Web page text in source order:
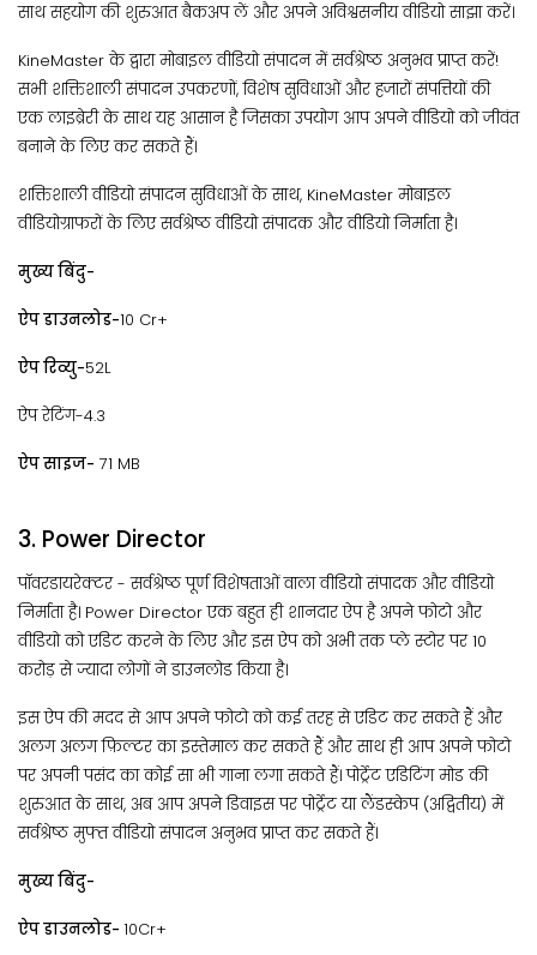
साथ सहयोग की शुरुआत बैकअप लें और अपने अविश्वसनीय वीडियो साझा करें।
KineMaster के द्वारा मोबाइल वीडियो संपादन में सर्वश्रेष्ठ अनुभव प्राप्त करें!
सभी शक्तिशाली संपादन उपकरणों, विशेष सुविधाओं और हजारों संपत्तियों की
एक लाइब्रेरी के साथ यह आसान है जिसका उपयोग आप अपने वीडियो को जीवंत
बनाने के लिए कर सकते हैं।
शक्तिशाली वीडियो संपादन सुविधाओं के साथ, KineMaster मोबाइल
वीडियोग्राफरों के लिए सर्वश्रेष्ठ वीडियो संपादक और वीडियो निर्माता है।
मुख्य बिंदु-
ऐप डाउनलोड-10 Cr+
ऐप रिव्यु-52L
ऐप रेटिंग-4.3
ऐप साइज- 71 MB
3. Power Director
पॉवरडायरेक्टर - सर्वश्रेष्ठ पूर्ण विशेषताओं वाला वीडियो संपादक और वीडियो
निर्माता है। Power Director एक बहुत ही शानदार ऐप है अपने फोटो और
वीडियो को एडिट करने के लिए और इस ऐप को अभी तक प्ले स्टोर पर 10
करोड़ से ज्यादा लोगों ने डाउनलोड किया है।
इस ऐप की मदद से आप अपने फोटो को कई तरह से एडिट कर सकते हैं और
अलग अलग फ़िल्टर का इस्तेमाल कर सकते हैं और साथ ही आप अपने फोटो
पर अपनी पसंद का कोई सा भी गाना लगा सकते हैं। पोर्ट्रेट एडिटिंग मोड की
शुरुआत के साथ, अब आप अपने डिवाइस पर पोर्ट्रेट या लैंडस्केप (अद्वितीय) में
सर्वश्रेष्ठ मुफ्त वीडियो संपादन अनुभव प्राप्त कर सकते हैं।
मुख्य बिंदु-
ऐप डाउनलोड- 10Cr+